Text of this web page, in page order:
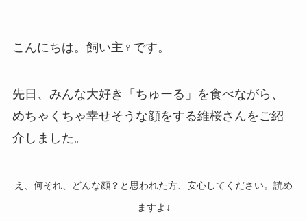
こんにちは。飼い主♀です。
先日、みんな大好き「ちゅーる」を食べながら、
めちゃくちゃ幸せそうな顔をする維桜さんをご紹
介しました。
え、何それ、どんな顔？と思われた方、安心してください。読め
ますよ↓